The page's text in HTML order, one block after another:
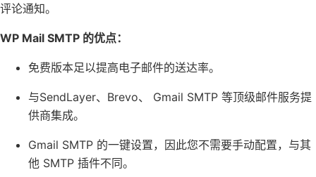
评论通知。
WP Mail SMTP 的优点：
免费版本足以提高电子邮件的送达率。
与SendLayer、 Brevo、 Gmail SMTP 等顶级邮件服务提
供商集成。
Gmail SMTP 的一键设置，因此您不需要手动配置，与其
他 SMTP 插件不同。